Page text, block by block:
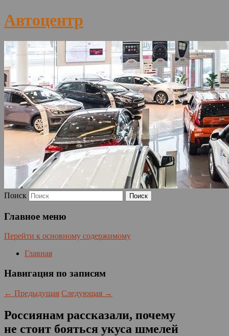
Автоцентр
Поиск
Главное меню
Перейти к основному содержимому
Главная
Навигация по записям
← Предыдущая Следующая →
Россиянам рассказали, почему
не стоит бояться укуса шмелей